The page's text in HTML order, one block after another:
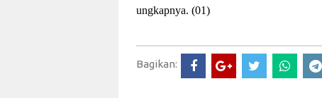
ungkapnya. (01)
Bagikan: